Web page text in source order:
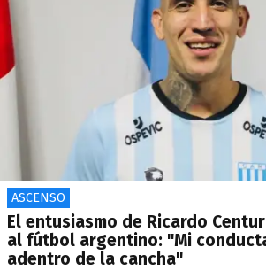
ASCENSO
El entusiasmo de Ricardo
al fútbol argentino: "Mi
adentro de la cancha"